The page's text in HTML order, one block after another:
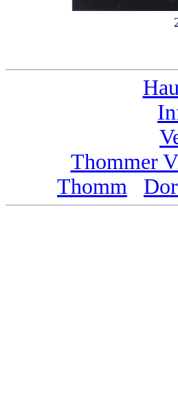
Thommer
Thomm